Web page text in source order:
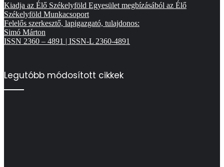
Kiadja az Élő Székelyföld Egyesület megbízásából az Élő
Székelyföld Munkacsoport
Felelős szerkesztő, lapigazgató, tulajdonos:
Simó Márton
ISSN 2360 – 4891 | ISSN-L 2360-4891
Legutóbb módosított cikkek